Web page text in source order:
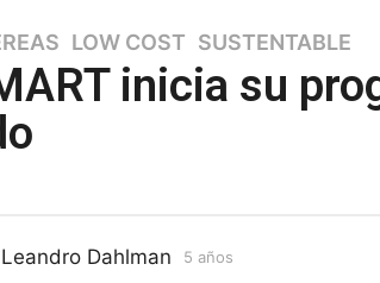
,LOW COST ,SUSTENTABLE
inicia su
Leandro Dahlman 5 años